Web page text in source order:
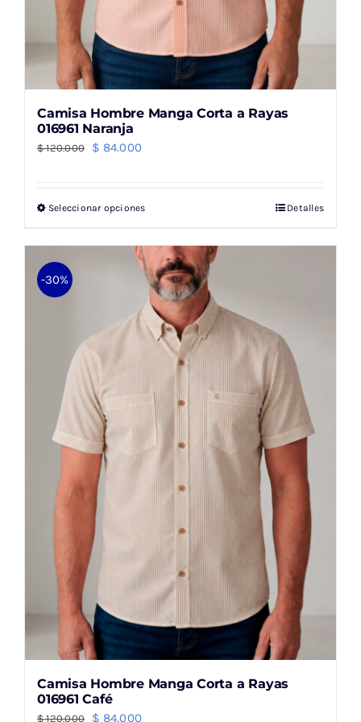
Camisa Hombre Manga Corta a Rayas
016961 Naranja
$120.000
El
era:
$ 84.000
es:
Seleccionar opcionesEste
tiene
múltiples
variantes.
Las
opciones
pueden
elegir
en
página
producto
Detalles
-30%
Camisa Hombre Manga Corta a Rayas
016961 Café
$120.000
El
$ 84.000